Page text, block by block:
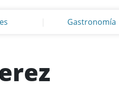
Gastronomía